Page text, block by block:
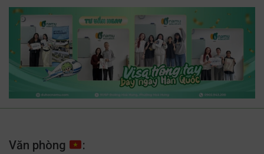
Văn phòng :